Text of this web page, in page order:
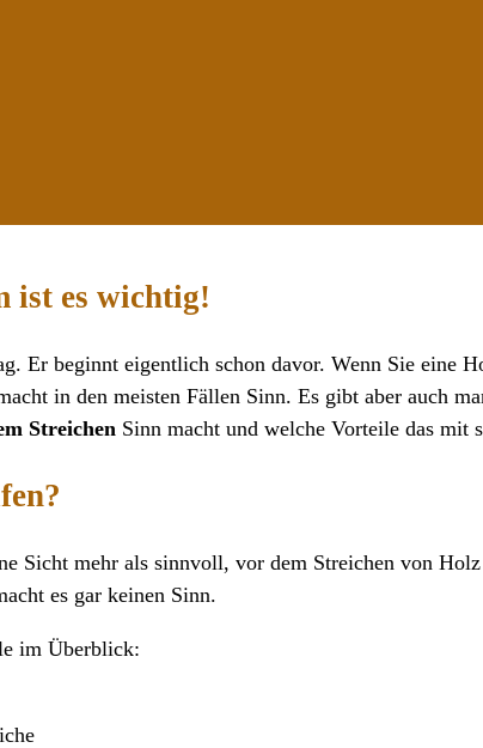
ist es wichtig!
Er beginnt eigentlich schon davor. Wenn Sie eine
in den meisten Fällen Sinn. Es gibt aber auch
Streichen Sinn macht und welche Vorteile das mit
Sicht mehr als sinnvoll, vor dem Streichen von
es gar keinen Sinn.
im Überblick: